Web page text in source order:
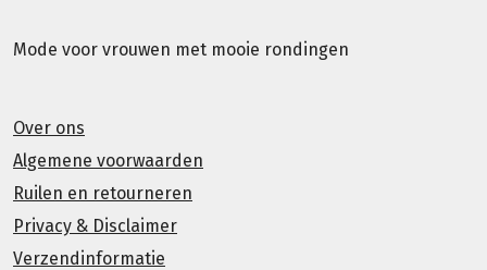
Mode voor vrouwen met mooie rondingen
Over ons
Algemene voorwaarden
Ruilen en retourneren
Privacy & Disclaimer
Verzendinformatie